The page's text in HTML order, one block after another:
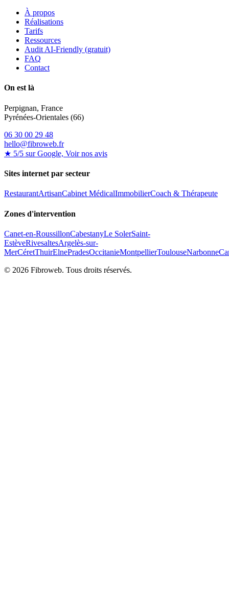
À propos
Réalisations
Tarifs
Ressources
Audit AI-Friendly (gratuit)
FAQ
Contact
On est là
Perpignan, France
Pyrénées-Orientales (66)
06 30 00 29 48
hello@fibroweb.fr
★ 5/5 sur Google, Voir nos avis
Sites internet par secteur
RestaurantArtisanCabinet MédicalImmobilierCoach & Thérapeute
Zones d'intervention
Canet-en-RoussillonCabestanyLe SolerSaint-
EstèveRivesaltesArgelès-sur-
MerCéretThuirElnePradesOccitanieMontpellierToulouseNarbonne
© 2026 Fibroweb. Tous droits réservés.